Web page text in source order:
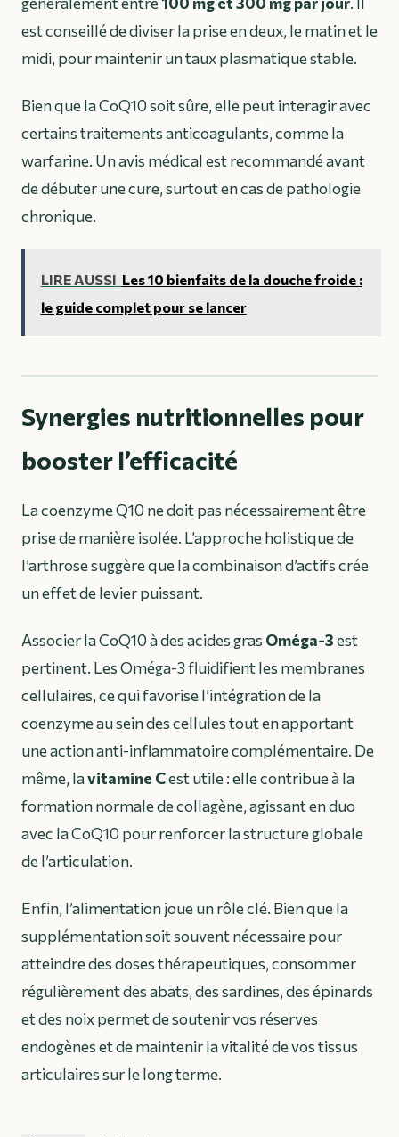
est conseillé de diviser la prise en deux, le matin et le
midi, pour maintenir un taux plasmatique stable.
Bien que la CoQ10 soit sûre, elle peut interagir avec
certains traitements anticoagulants, comme la
warfarine. Un avis médical est recommandé avant
de débuter une cure, surtout en cas de pathologie
chronique.
LIRE AUSSI Les 10 bienfaits de la douche froide :
le guide complet pour se lancer
Synergies nutritionnelles pour
booster l’efficacité
La coenzyme Q10 ne doit pas nécessairement être
prise de manière isolée. L’approche holistique de
l’arthrose suggère que la combinaison d’actifs crée
un effet de levier puissant.
Associer la CoQ10 à des acides grasOméga-3est
pertinent. Les Oméga-3 fluidifient les membranes
cellulaires, ce qui favorise l’intégration de la
coenzyme au sein des cellules tout en apportant
une action anti-inflammatoire complémentaire. De
même, lavitamine Cest utile : elle contribue à la
formation normale de collagène, agissant en duo
avec la CoQ10 pour renforcer la structure globale
de l’articulation.
Enfin, l’alimentation joue un rôle clé. Bien que la
supplémentation soit souvent nécessaire pour
atteindre des doses thérapeutiques, consommer
régulièrement des abats, des sardines, des épinards
et des noix permet de soutenir vos réserves
endogènes et de maintenir la vitalité de vos tissus
articulaires sur le long terme.